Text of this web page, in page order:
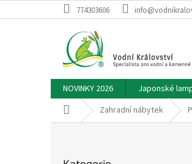
na
774303606
NOVINKY 2026 Japonské
Domů Zahradní nábytek